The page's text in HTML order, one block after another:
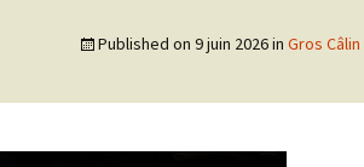
Published on 9 juin 2026in Gros Câlin